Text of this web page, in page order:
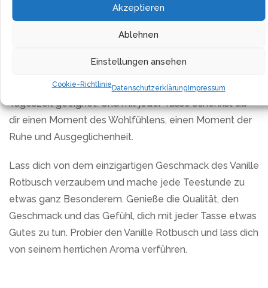
Akzeptieren
Ablehnen
Einstellungen ansehen
Cookie-RichtlinieDatenschutzerklärung Impressum
bekannt für seine beruhigende Wirkung und der Hauch
von Vanille sorgt nicht nur für den köstlichen
Geschmack, sondern auch für entspannende Momente.
Ob zum Aufwachen, in der Mittagspause oder zum
Entspannen am Abend, der Vanille Rotbusch ist für jede
Tageszeit geeignet. Und mit jeder Tasse schenkst du
dir einen Moment des Wohlfühlens, einen Moment der
Ruhe und Ausgeglichenheit.
Lass dich von dem einzigartigen Geschmack des Vanille
Rotbusch verzaubern und mache jede Teestunde zu
etwas ganz Besonderem. Genieße die Qualität, den
Geschmack und das Gefühl, dich mit jeder Tasse etwas
Gutes zu tun. Probier den Vanille Rotbusch und lass dich
von seinem herrlichen Aroma verführen.